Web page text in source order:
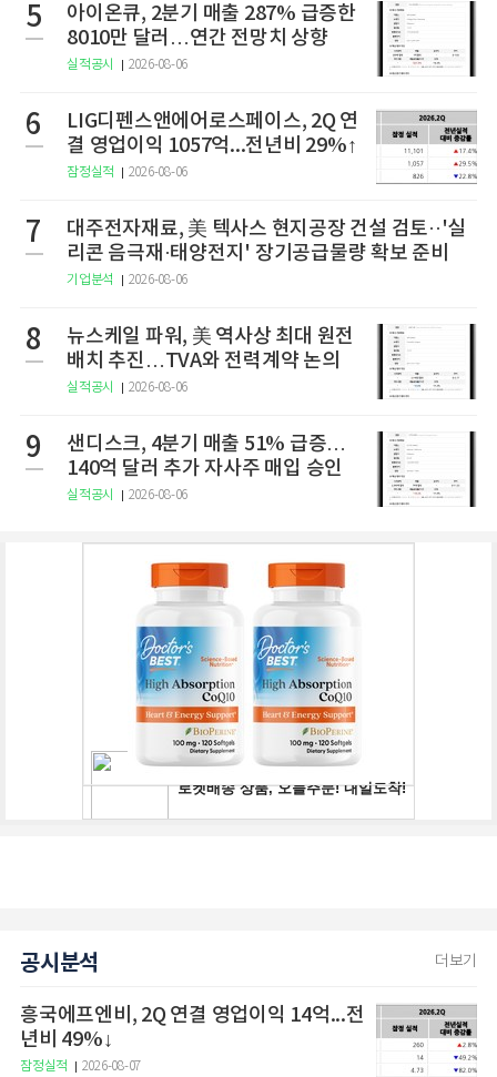
5
아이온큐, 2분기 매출 287% 급증한
8010만 달러…연간 전망치 상향
실적공시 2026-08-06
6
LIG디펜스앤에어로스페이스, 2Q 연
결 영업이익 1057억...전년비 29%↑
잠정실적 2026-08-06
7
대주전자재료, 美 텍사스 현지공장 건설 검토··'실
리콘 음극재·태양전지' 장기공급물량 확보 준비
기업분석 2026-08-06
8
뉴스케일 파워, 美 역사상 최대 원전
배치 추진…TVA와 전력계약 논의
실적공시 2026-08-06
9
샌디스크, 4분기 매출 51% 급증…
140억 달러 추가 자사주 매입 승인
실적공시 2026-08-06
공시분석 더보기
흥국에프엔비, 2Q 연결 영업이익 14억...전
년비 49%↓
잠정실적 2026-08-07